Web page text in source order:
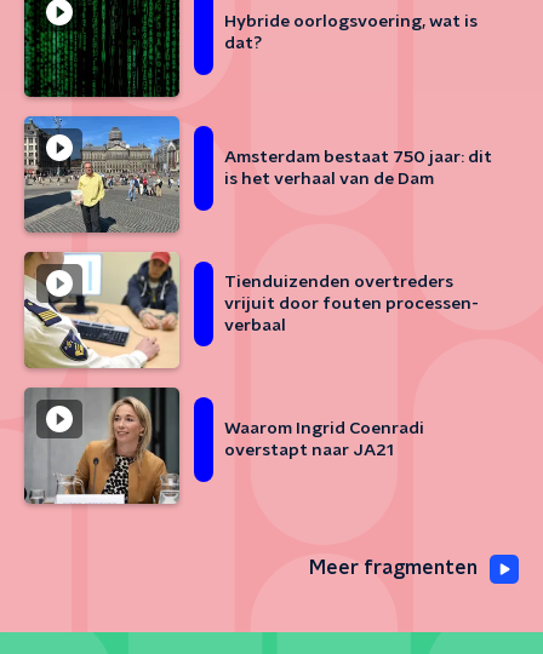
Hybride oorlogsvoering, wat is
dat?
Amsterdam bestaat 750 jaar: dit
is het verhaal van de Dam
Tienduizenden overtreders
vrijuit door fouten processen-
verbaal
Waarom Ingrid Coenradi
overstapt naar JA21
Meer fragmenten